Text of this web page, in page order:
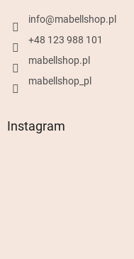
info@mabellshop.pl
+48 123 988 101
mabellshop.pl
mabellshop_pl
Instagram